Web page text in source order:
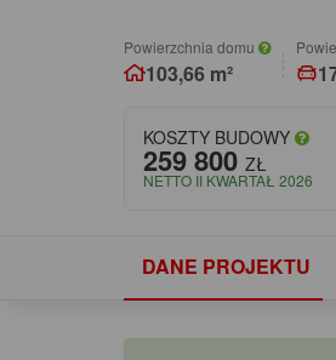
Powierzchnia domu
103,66 m²
KOSZTY BUDOWY
259 800 ZŁ
NETTO II KWARTAŁ 2026
DANE PROJEKTU